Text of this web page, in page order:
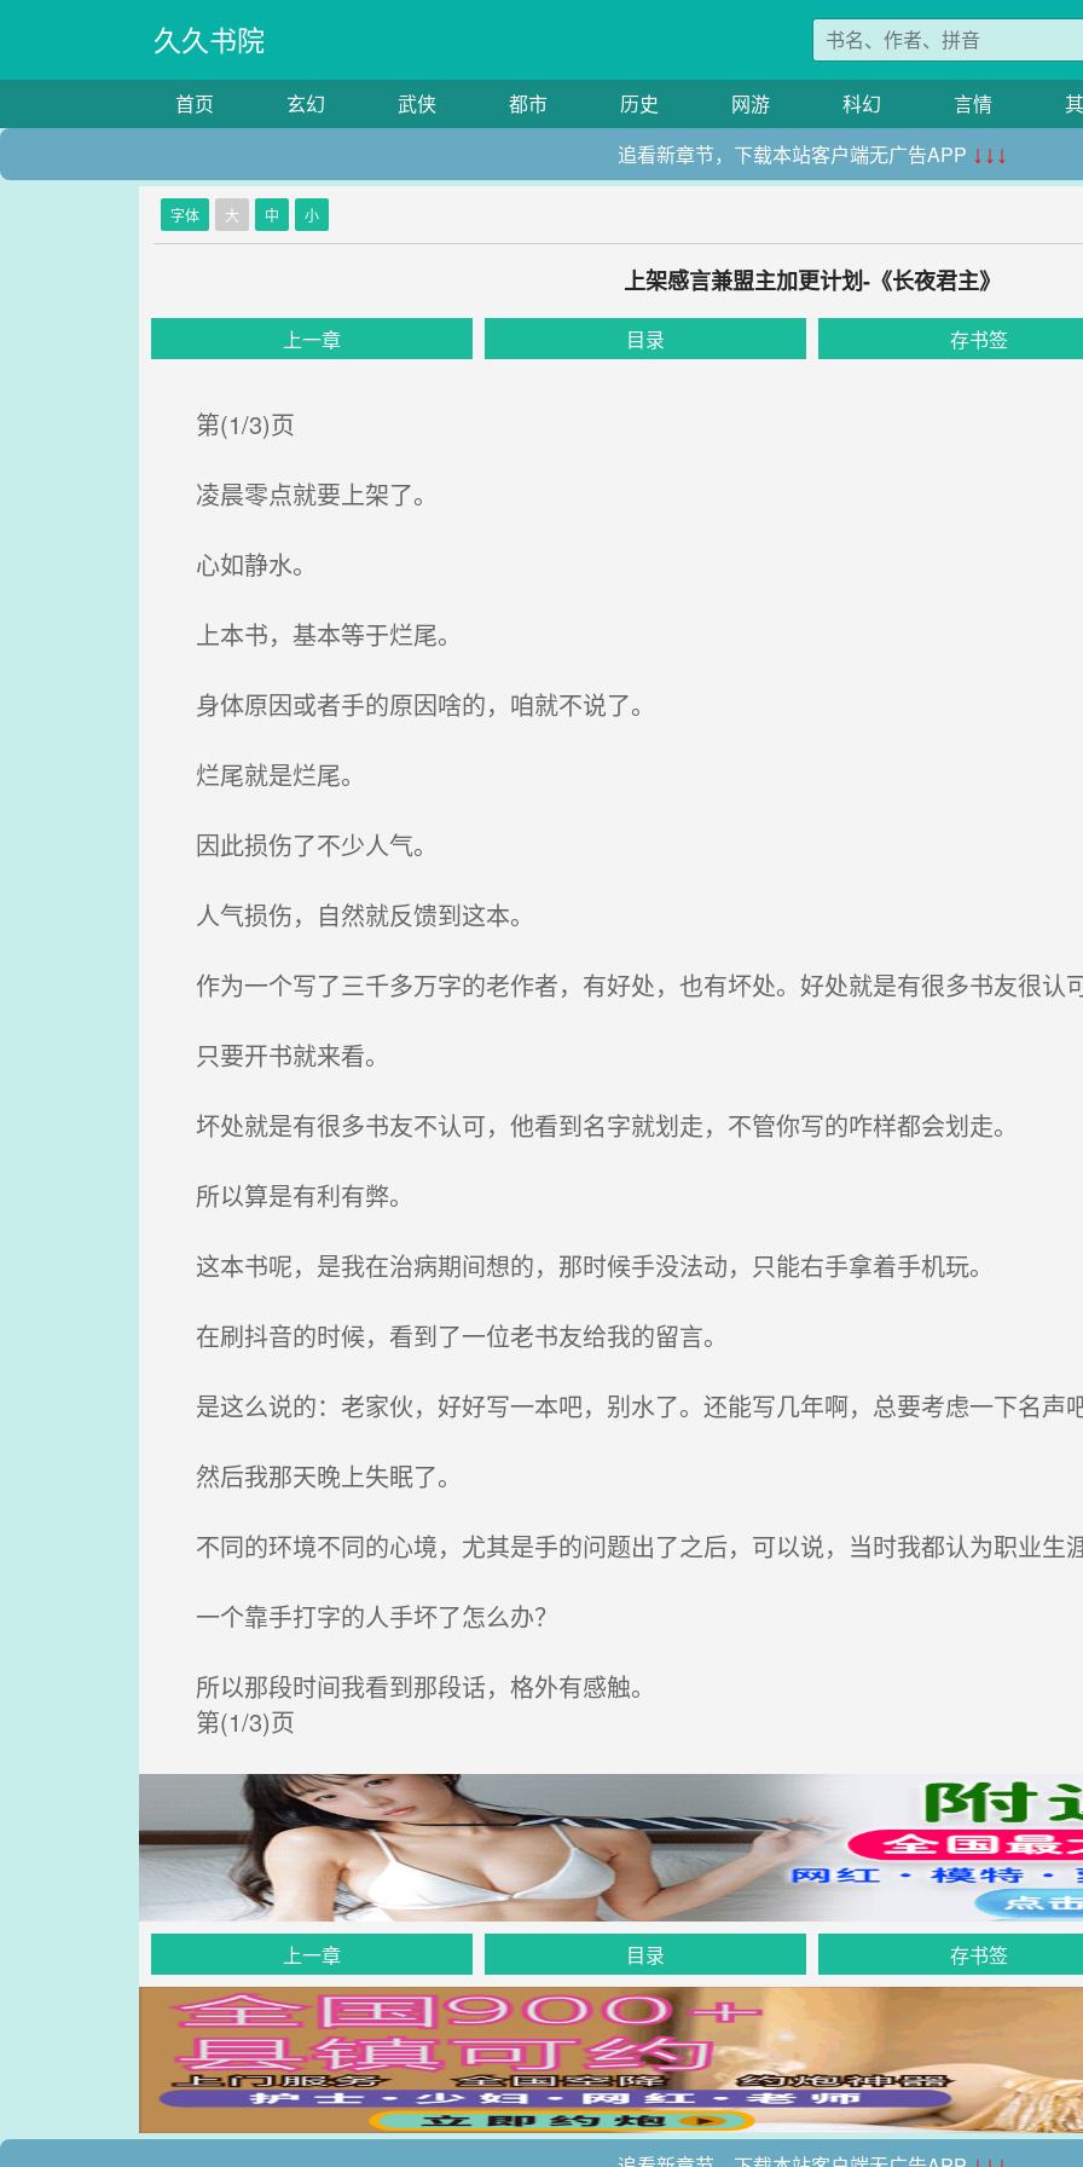
久久书院
首页 玄幻 武侠 都市 历史 网游 科幻 言情
追看新章节，下载本站客户端无广告APP ↓↓↓
字体 大 中 小
上架感言兼盟主加更计划-《长夜君主》
上一章 目录 存书签
第(1/3)页
凌晨零点就要上架了。
心如静水。
上本书，基本等于烂尾。
身体原因或者手的原因啥的，咱就不说了。
烂尾就是烂尾。
因此损伤了不少人气。
人气损伤，自然就反馈到这本。
作为一个写了三千多万字的老作者，有好处，也有坏处。好处就是有很多书友很认
只要开书就来看。
坏处就是有很多书友不认可，他看到名字就划走，不管你写的咋样都会划走。
所以算是有利有弊。
这本书呢，是我在治病期间想的，那时候手没法动，只能右手拿着手机玩。
在刷抖音的时候，看到了一位老书友给我的留言。
是这么说的：老家伙，好好写一本吧，别水了。还能写几年啊，总要考虑一下名声
然后我那天晚上失眠了。
不同的环境不同的心境，尤其是手的问题出了之后，可以说，当时我都认为职业生
一个靠手打字的人手坏了怎么办？
所以那段时间我看到那段话，格外有感触。
第(1/3)页
上一章 目录 存书签